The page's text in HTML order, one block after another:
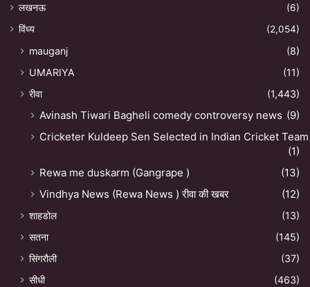
लखनऊ
(6)
विंध्य
(2,054)
mauganj
(8)
UMARIYA
(11)
रीवा
(1,443)
Avinash Tiwari Bagheli comedy controversy news (9)
Cricketer Kuldeep Sen Selected in Indian Cricket Team
(1)
Rewa me duskarm (Gangrape )
(13)
Vindhya News (Rewa News ) रीवा की खबर
(12)
शाहडोल
(13)
सतना
(145)
सिंगरौली
(37)
सीधी
(463)